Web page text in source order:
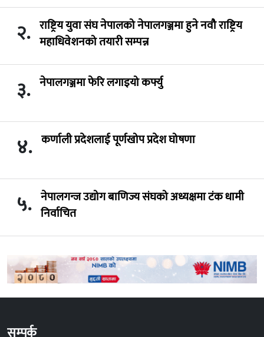
२. राष्ट्रिय युवा संघ नेपालको नेपालगञ्जमा हुने नवौ राष्ट्रिय
महाधिवेशनको तयारी सम्पन्न
३. नेपालगञ्जमा फेरि लगाइयो कर्फ्यु
४. कर्णाली प्रदेशलाई पूर्णखोप प्रदेश घोषणा
५. नेपालगन्ज उद्योग बाणिज्य संघको अध्यक्षमा टंक धामी
निर्वाचित